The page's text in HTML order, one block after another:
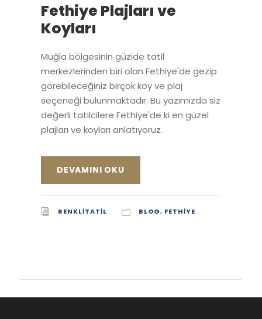
Fethiye Plajları ve
Koyları
Muğla bölgesinin güzide tatil
merkezlerinden biri olan Fethiye'de gezip
görebileceğiniz birçok koy ve plaj
seçeneği bulunmaktadır. Bu yazımızda siz
değerli tatilcilere Fethiye'de ki en güzel
plajları ve koyları anlatıyoruz.
DEVAMINI OKU
RENKLITATIL BLOG, FETHIYE